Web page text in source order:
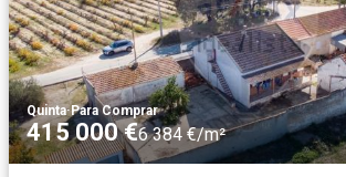
Quinta· Para Comprar
415 000 €6 384 €/m²